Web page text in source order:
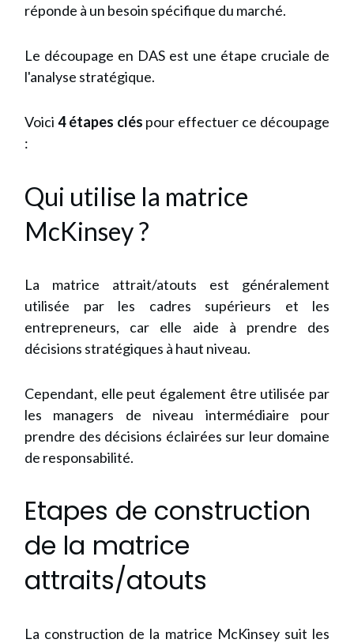
réponde à un besoin spécifique du marché.
Le découpage en DAS est une étape cruciale de
l'analyse stratégique.
Voici 4étapes clés pour effectuer ce découpage
:
Qui utilise la matrice
McKinsey ?
La matrice attrait/atouts est généralement
utilisée par les cadres supérieurs et les
entrepreneurs, car elle aide à prendre des
décisions stratégiques à haut niveau.
Cependant, elle peut également être utilisée par
les managers de niveau intermédiaire pour
prendre des décisions éclairées sur leur domaine
de responsabilité.
Etapes de construction
de la matrice
attraits/atouts
La construction de la matrice McKinsey suit les